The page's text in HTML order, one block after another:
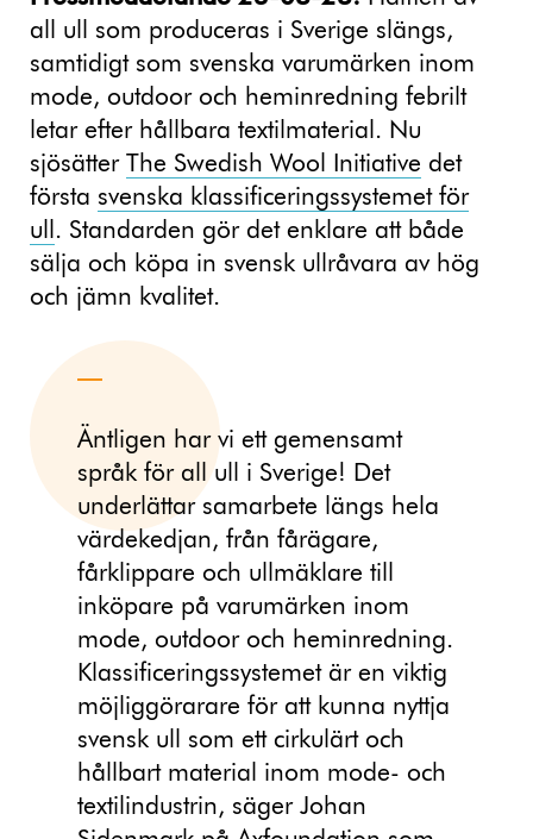
all ull som produceras i Sverige slängs,
samtidigt som svenska varumärken inom
mode, outdoor och heminredning febrilt
letar efter hållbara textilmaterial. Nu
sjösätter The Swedish Wool Initiative det
första svenska klassificeringssystemet för
ull. Standarden gör det enklare att både
sälja och köpa in svensk ullråvara av hög
och jämn kvalitet.
Äntligen har vi ett gemensamt
språk för all ull i Sverige! Det
underlättar samarbete längs hela
värdekedjan, från fårägare,
fårklippare och ullmäklare till
inköpare på varumärken inom
mode, outdoor och heminredning.
Klassificeringssystemet är en viktig
möjliggörarare för att kunna nyttja
svensk ull som ett cirkulärt och
hållbart material inom mode- och
textilindustrin, säger Johan